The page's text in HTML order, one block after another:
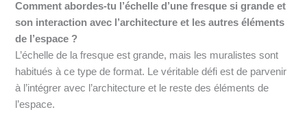
Comment abordes-tu l’échelle d’une fresque si grande et
son interaction avec l’architecture et les autres éléments
de l’espace ?
L’échelle de la fresque est grande, mais les muralistes sont
habitués à ce type de format. Le véritable défi est de parvenir
à l’intégrer avec l’architecture et le reste des éléments de
l’espace.